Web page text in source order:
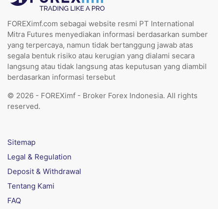
FOREXimf.com sebagai website resmi PT International
Mitra Futures menyediakan informasi berdasarkan sumber
yang terpercaya, namun tidak bertanggung jawab atas
segala bentuk risiko atau kerugian yang dialami secara
langsung atau tidak langsung atas keputusan yang diambil
berdasarkan informasi tersebut
© 2026 - FOREXimf - Broker Forex Indonesia. All rights
reserved.
Sitemap
Legal & Regulation
Deposit & Withdrawal
Tentang Kami
FAQ